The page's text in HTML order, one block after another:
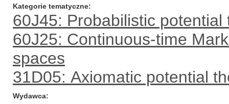
Kategorie tematyczne
60J45: Probabilistic potential
60J25: Continuous-time
spaces
31D05: Axiomatic potential
Wydawca